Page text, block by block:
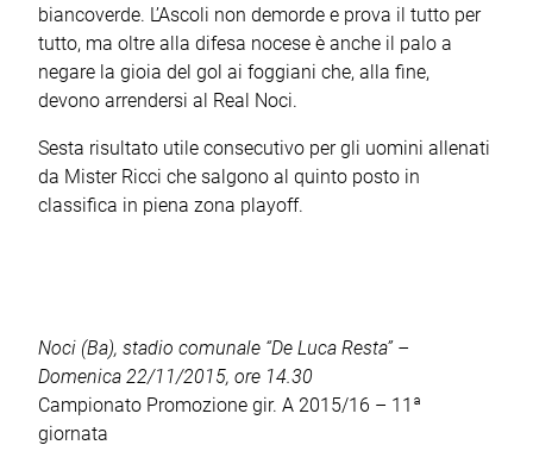
biancoverde. L’Ascoli non demorde e prova il tutto per
tutto, ma oltre alla difesa nocese è anche il palo a
negare la gioia del gol ai foggiani che, alla fine,
devono arrendersi al Real Noci.
Sesta risultato utile consecutivo per gli uomini allenati
da Mister Ricci che salgono al quinto posto in
classifica in piena zona playoff.
Noci (Ba), stadio comunale “De Luca Resta” –
Domenica 22/11/2015, ore 14.30
Campionato Promozione gir. A 2015/16 – 11ª
giornata